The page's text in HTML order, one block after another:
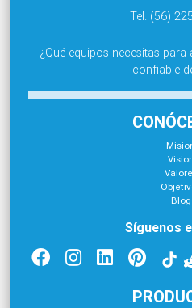
Tel. (56)
¿Qué equipos necesitas
confiable
Blog
Síguenos